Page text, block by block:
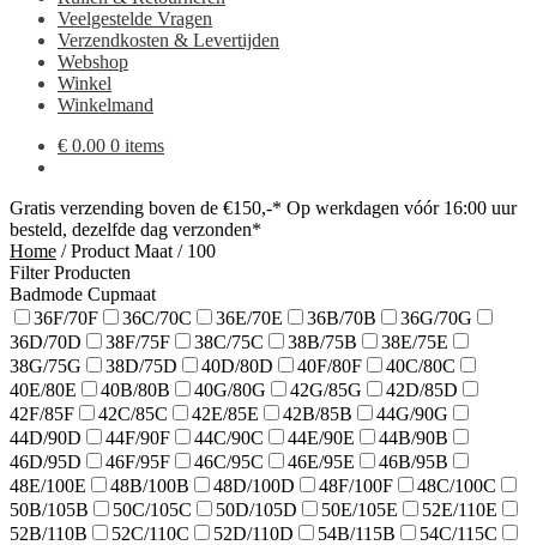
Veelgestelde Vragen
Verzendkosten & Levertijden
Webshop
Winkel
Winkelmand
€ 0.00 0 items
Gratis verzending boven de €150,-* Op werkdagen vóór 16:00 uur
besteld, dezelfde dag verzonden*
Home /Product Maat / 100
Filter Producten
Badmode Cupmaat
36F/70F
36C/70C 36E/70E 36B/70B
36G/70G
36D/70D
38F/75F 38C/75C 38B/75B
38E/75E
38G/75G
38D/75D 40D/80D 40F/80F
40C/80C
40E/80E
40B/80B 40G/80G 42G/85G
42D/85D
42F/85F
42C/85C 42E/85E 42B/85B
44G/90G
44D/90D
44F/90F 44C/90C 44E/90E
44B/90B
46D/95D
46F/95F 46C/95C 46E/95E
46B/95B
48E/100E
48B/100B 48D/100D 48F/100F
48C/100C
50B/105B
50C/105C 50D/105D 50E/105E
52E/110E
52B/110B
52C/110C 52D/110D 54B/115B
54C/115C